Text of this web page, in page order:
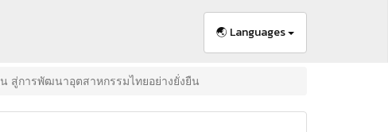
🌏 Languages
สู่การพัฒนาอุตสาหกรรมไทยอย่างยั่งยืน